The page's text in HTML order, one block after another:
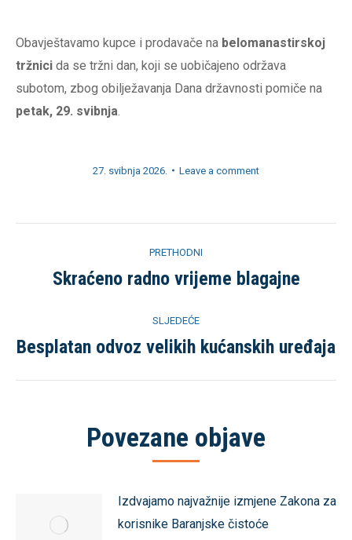
Obavještavamo kupce i prodavače na belomanastirskoj
tržnici da se tržni dan, koji se uobičajeno održava
subotom, zbog obilježavanja Dana državnosti pomiče na
petak, 29. svibnja
27. svibnja 2026. Leave a comment
navigation
PRETHODNI
Previous
Skraćeno radno vrijeme blagajne
SLJEDEĆE
Sljedeća
Besplatan odvoz velikih kućanskih uređaja
Povezane objave
Izdvajamo najvažnije izmjene Zakona za
korisnike Baranjske čistoće